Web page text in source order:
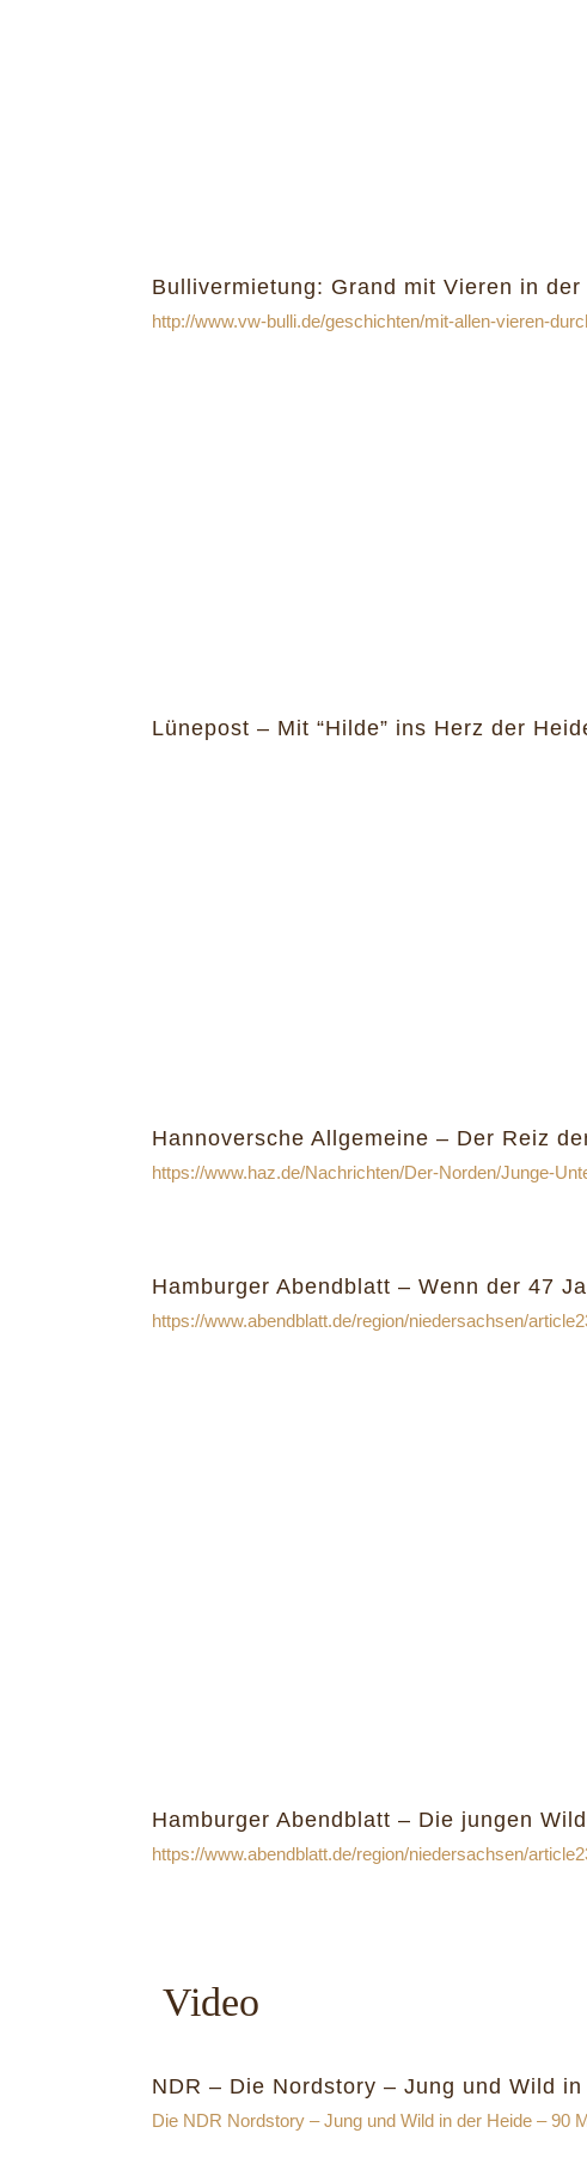
Bullivermietung: Grand mit Vieren in der
http://www.vw-bulli.de/geschichten/mit-allen-vieren-
Lünepost – Mit “Hilde” ins Herz der
Hannoversche Allgemeine – Der Reiz
https://www.haz.de/Nachrichten/Der-Norden/Junge-
Hamburger Abendblatt – Wenn der 47
https://www.abendblatt.de/region/niedersachsen/
Hamburger Abendblatt – Die jungen
https://www.abendblatt.de/region/niedersachsen/
Video
NDR – Die Nordstory – Jung und Wild
Die NDR Nordstory – Jung und Wild in der Heide – 90